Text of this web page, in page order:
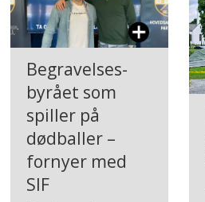
Begravelses­
byrået som
spiller på
dødballer –
fornyer med
SIF